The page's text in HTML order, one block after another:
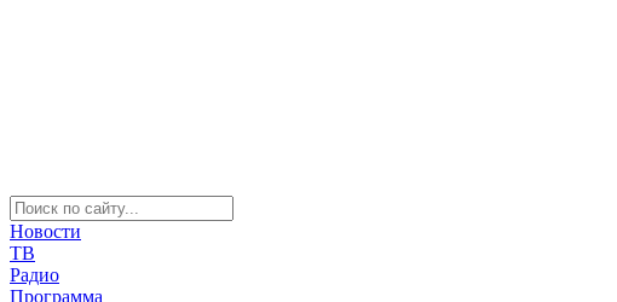
Новости
ТВ
Радио
Программа